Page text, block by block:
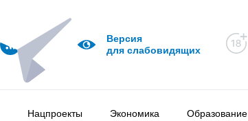
Версия
для слабовидящих
Нацпроекты Экономика Образование